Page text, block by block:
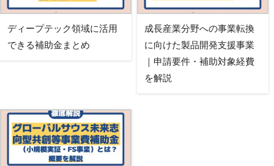
ディープテック領域に活用
できる補助金まとめ
成長産業分野への事業転換
に向けた製品開発支援事業
｜申請要件・補助対象経費
を解説